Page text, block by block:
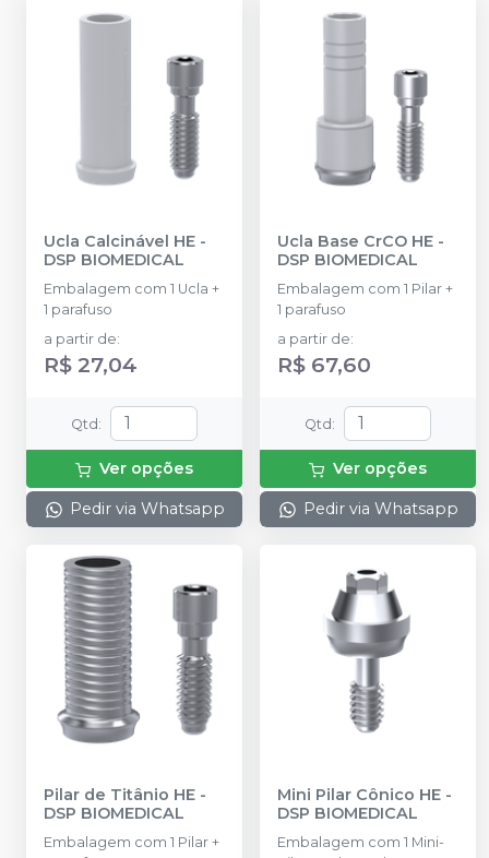
Ucla Calcinável HE -
DSP BIOMEDICAL
Embalagem com 1 Ucla +
1 parafuso
a partir de:
R$ 27,04
Qtd :
Ver opções
Pedir via Whatsapp
Ucla Base CrCO HE -
DSP BIOMEDICAL
Embalagem com 1 Pilar +
1 parafuso
a partir de:
R$ 67,60
Qtd :
Ver opções
Pedir via Whatsapp
Pilar de Titânio HE -
DSP BIOMEDICAL
Embalagem com 1 Pilar +
Mini Pilar Cônico HE -
DSP BIOMEDICAL
Embalagem com 1 Mini-